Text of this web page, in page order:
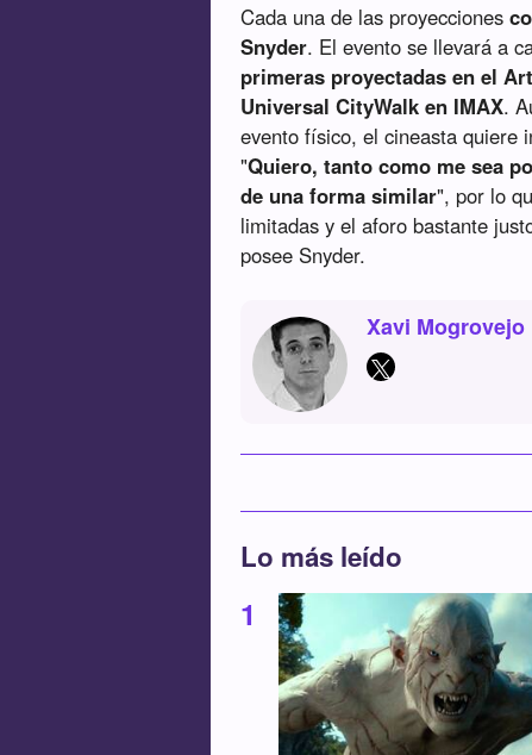
Cada una de las proyecciones
Snyder. El evento se llevará a
primeras proyectadas en el
Universal CityWalk en IMAX.
evento físico, el cineasta quiere
"Quiero, tanto como me sea
de una forma similar", por lo
limitadas y el aforo bastante
posee Snyder.
Xavi Mogrovejo
Lo más leído